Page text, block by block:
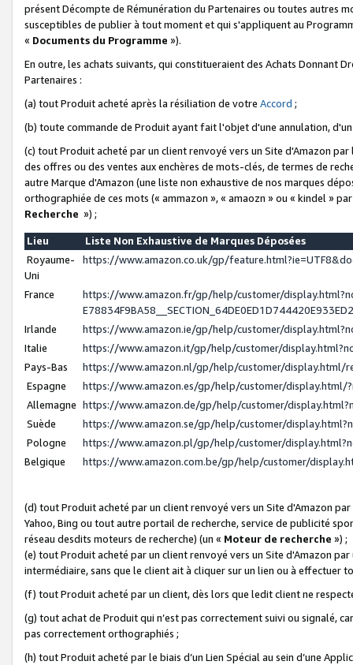
présent Décompte de Rémunération du Partenaires ou toutes autres
susceptibles de publier à tout moment et qui s'appliquent au
« Documents du Programme »).
En outre, les achats suivants, qui constitueraient des Achats Donnant
Partenaires :
(a) tout Produit acheté après la résiliation de votre Accord ;
(b) toute commande de Produit ayant fait l'objet d'une annulation,
(c) tout Produit acheté par un client renvoyé vers un Site d'Amazon
des offres ou des ventes aux enchères de mots-clés, de termes de
autre Marque d'Amazon (une liste non exhaustive de nos marques
orthographiée de ces mots (« ammazon », « amaozn » ou « kindel »
Recherche ») ;
Lieu
Liste Non Exhaustive de Marques Déposées
Royaume-
Uni
https://www.amazon.co.uk/gp/
France
https://www.amazon.fr/gp/help/customer/
Irlande
https://www.amazon.ie/gp/help/customer/
Italie
https://www.amazon.it/gp/help/customer/
Pays-Bas
https://www.amazon.nl/gp/help/customer/display.html/
Espagne
https://www.amazon.es/gp/help/customer/display.html/
Allemagne https://www.amazon.de/gp/help/customer/
Suède
https://www.amazon.se/gp/help/customer/
Pologne
https://www.amazon.pl/gp/help/customer/
Belgique
https://www.amazon.com.be/gp/help/customer/
(d) tout Produit acheté par un client renvoyé vers un Site d'Amazon
Yahoo, Bing ou tout autre portail de recherche, service de publicité
réseau desdits moteurs de recherche) (un « Moteur de recherche ») ;
(e) tout Produit acheté par un client renvoyé vers un Site d'Amazon
intermédiaire, sans que le client ait à cliquer sur un lien ou à
(f) tout Produit acheté par un client, dès lors que ledit client ne
(g) tout achat de Produit qui n’est pas correctement suivi ou signalé,
pas correctement orthographiés ;
(h) tout Produit acheté par le biais d’un Lien Spécial au sein d’une